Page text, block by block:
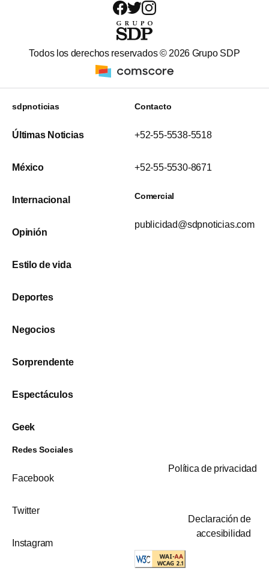
Todos los derechos reservados © 2026 Grupo SDP
sdpnoticias
Últimas Noticias
México
Internacional
Opinión
Estilo de vida
Deportes
Negocios
Sorprendente
Espectáculos
Geek
Contacto
+52-55-5538-5518
+52-55-5530-8671
Comercial
publicidad@sdpnoticias.com
Redes Sociales
Facebook
Twitter
Instagram
Política de privacidad
Declaración de
accesibilidad